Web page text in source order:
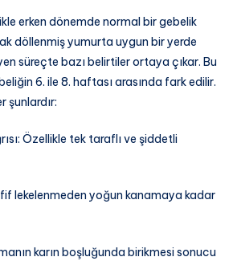
erken dönemde normal bir gebelik
döllenmiş yumurta uygun bir yerde
süreçte bazı belirtiler ortaya çıkar. Bu
6. ile 8. haftası arasında fark edilir.
şunlardır:
Özellikle tek taraflı ve şiddetli
lekelenmeden yoğun kanamaya kadar
karın boşluğunda birikmesi sonucu